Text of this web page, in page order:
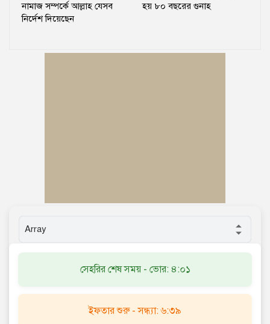
নামাজ সম্পর্কে আল্লাহ যেসব
নির্দেশ দিয়েছেন
হয় ৮০ বছরের গুনাহ
সেহরির শেষ সময় - ভোর: ৪:০১
ইফতার শুরু - সন্ধ্যা: ৬:৩৯